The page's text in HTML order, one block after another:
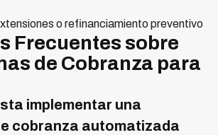
o refinanciamiento preventivo
Frecuentes sobre
de Cobranza para
implementar una
cobranza automatizada